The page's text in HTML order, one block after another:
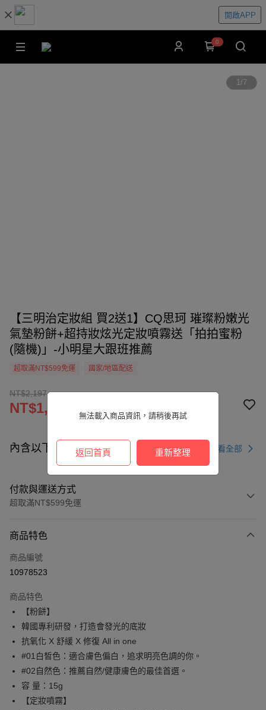
無法載入商品資訊，請稍後再試
返回首頁 重新整理
開啟APP
0
1/7
【三明治定妝組 買2送1】CQ思珂 璀璨粉嫩光
氣墊粉餅+超持妝炫光定妝噴霧送「拍拍蜜粉
(隨機)」-小明星大跟班推薦
超取滿NT$599免運 國家/地區配送
NT$2,197
NT$1,398
內含以下商品 查看全部
付款與運送方式
超取滿NT$599免運
信用卡一次付款
超商取貨付款
Apple Pay
街口支付
悠遊付
ATM付款
運送方式
商品特色
商品編號
10978523
商品特色
【粉餅】
韓國專利研發，打造會發光的底妝
抗氧化 X 舒緩 X 修復 All in one
#01白皙色：適合膚色偏白，追求明亮色調的你。
#02自然色：推薦自然/健康膚色的最佳首選。
容 量：15g
【定妝噴霧】